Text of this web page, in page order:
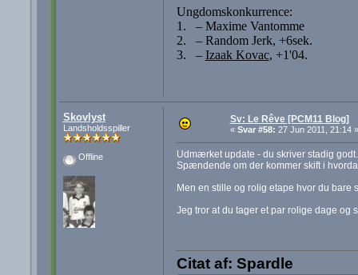
Ungdomskonkurrence:
1. – Maxime Vantomme
2. – Random Jerk, +6sek.
3. – Izaak Kovac, +1'04.
Skovlyst
Landsholdsspiller
Offline
Sv: Le Rêve [PCM11 Blog]
« Svar #58: 27 Jun 2011, 21:14 »
Udmærket update - du skriver stadig godt.
Spændende om der kommer skift i
Men en stille og rolig etape hvor du bare
Jeg tror at du tager et par rolige dage og
Citat af: Spardle